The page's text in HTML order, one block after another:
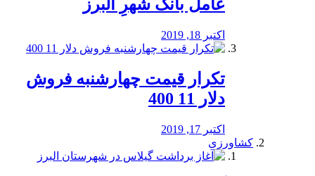
عامل بانک شهرِ البرز
اکتبر 18, 2019
تکرار قیمت چهارشنبه فروش
دلار 11 400
اکتبر 17, 2019
کشاورزی